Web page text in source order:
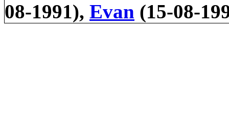
08-1991), Evan (15-08-